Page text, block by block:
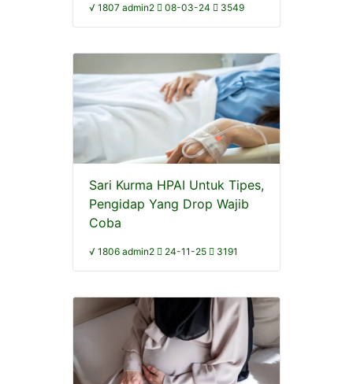
√ 1807 admin2 08-03-24 3549
Sari Kurma HPAI Untuk Tipes,
Pengidap Yang Drop Wajib
Coba
√ 1806 admin2 24-11-25 3191